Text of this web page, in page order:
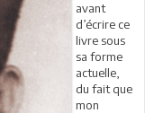
avant
d’écrire ce
livre sous
sa forme
actuelle,
du fait que
mon